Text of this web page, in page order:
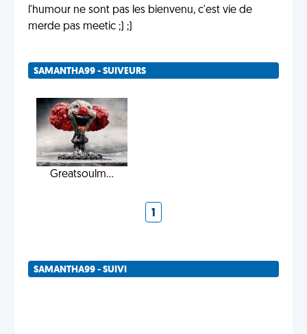
l'humour ne sont pas les bienvenu, c'est vie de
merde pas meetic ;) ;)
SAMANTHA99 - SUIVEURS
Greatsoulm...
1
SAMANTHA99 - SUIVI